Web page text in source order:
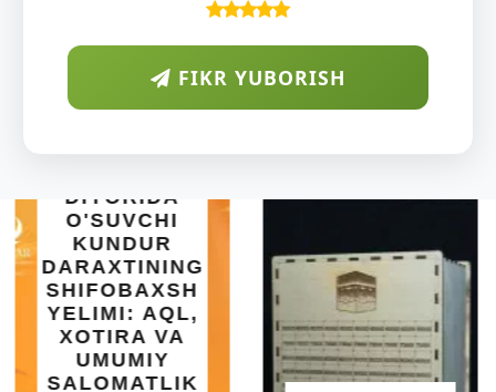
FIKR YUBORISH
INTEX EASY
SET BASSEYN
| 183X51 SM |
OSON